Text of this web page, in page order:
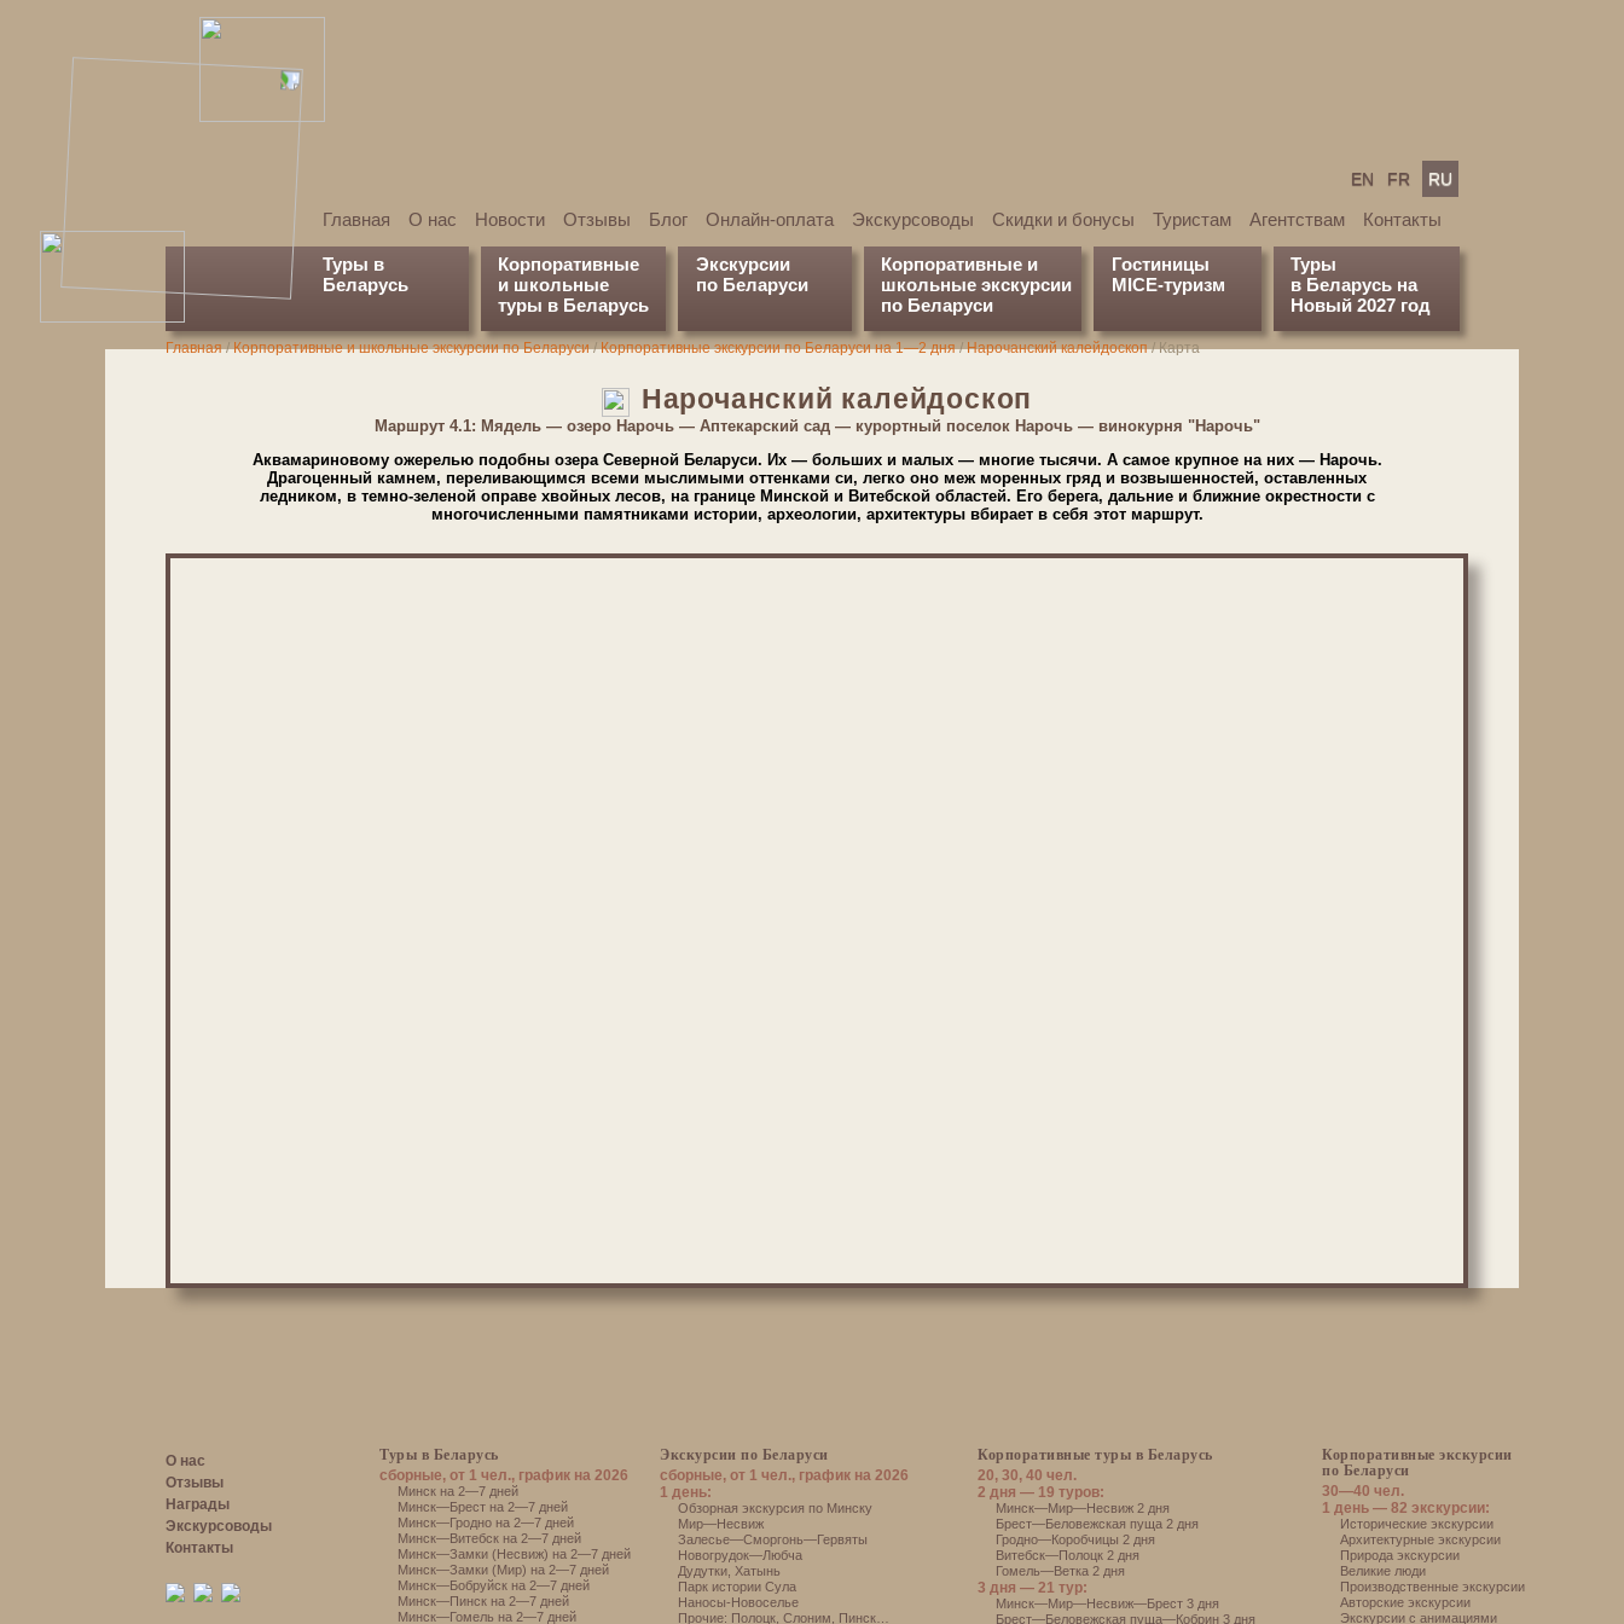
EN FR RU
Главная О нас Новости Отзывы Блог Онлайн-оплата Экскурсоводы Скидки и бонусы Туристам Агентствам Контакты
Туры в
Беларусь
Корпоративные
и школьные
туры в Беларусь
Экскурсии
по Беларуси
Корпоративные и
школьные экскурсии
по Беларуси
Гостиницы
MICE-туризм
Туры
в Беларусь на
Новый 2027 год
Главная/Кор­по­ра­тив­ные и школьные экс­кур­сии по Бе­ла­ру­си/Кор­по­ра­тив­ные экс­кур­сии по Бе­ла­ру­си на 1—2 дня/На­ро­чан­ский калейдоскоп/Карта
На­ро­чан­ский калейдоскоп
Марш­рут 4.1: Мя­дель — озе­ро На­рочь — Аптекарский сад — курортный по­се­лок На­рочь — винокурня "На­рочь"
Аквамариновому ожерелью по­доб­ны озе­ра Се­вер­ной Бе­ла­ру­си. Их — боль­ших и ма­лых — мно­гие ты­ся­чи. А са­мое круп­ное на них — На­рочь.
Драгоценный кам­нем, переливающимся все­ми мыслимыми оттенками си, лег­ко оно меж моренных гряд и возвышенностей, оставленных
ледником, в темно-зеленой оправе хвойных ле­сов, на гра­ни­це Мин­ской и Ви­теб­ской об­ла­стей. Его бе­ре­га, дальние и ближние окрестности с
мно­го­чис­лен­ны­ми па­мят­ни­ка­ми ис­то­рии, ар­хео­ло­гии, ар­хи­тек­ту­ры вбирает в се­бя этот маршрут.
О нас
Отзывы
Награды
Экскурсоводы
Контакты
Туры в Беларусь
сборные, от 1 чел., график на 2026
Минск на 2—7 дней
Минск—Брест на 2—7 дней
Минск—Гродно на 2—7 дней
Минск—Витебск на 2—7 дней
Минск—Замки (Несвиж) на 2—7 дней
Минск—Замки (Мир) на 2—7 дней
Минск—Бобруйск на 2—7 дней
Минск—Пинск на 2—7 дней
Минск—Гомель на 2—7 дней
Экскурсии по Беларуси
сборные, от 1 чел., график на 2026
1 день:
Обзорная экскурсия по Минску
Мир—Несвиж
Залесье—Сморгонь—Гервяты
Новогрудок—Любча
Дудутки Хатынь
Парк истории Сула
Наносы-Новоселье
Прочие: Полоцк Слоним Пинск
Корпоративные туры в Беларусь
20, 30, 40 чел.
2 дня — 19 туров:
Минск—Мир—Несвиж 2 дня
Брест—Беловежская пуща 2 дня
Гродно—Коробчицы 2 дня
Витебск—Полоцк 2 дня
Гомель—Ветка 2 дня
3 дня — 21 тур:
Минск—Мир—Несвиж—Брест 3 дня
Брест—Беловежская пуща—Кобрин 3 дня
Корпоративные экскурсии
по Беларуси
30—40 чел.
1 день — 82 экскурсии:
Исторические экскурсии
Архитектурные экскурсии
Природа экскурсии
Великие люди
Производственные экскурсии
Авторские экскурсии
Экскурсии с анимациями